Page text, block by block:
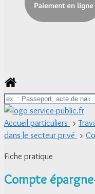
Accueil particuliers >
dans le secteur privé >
Fiche pratique
Compte